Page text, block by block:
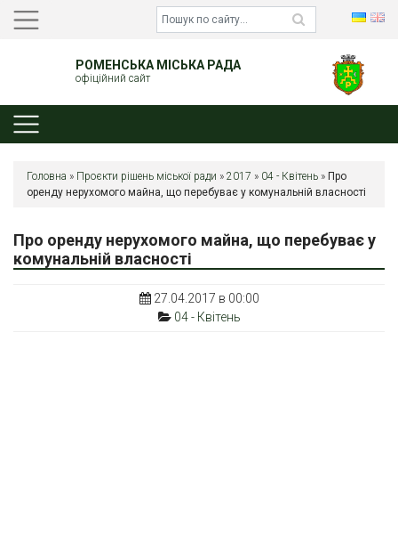
РОМЕНСЬКА МІСЬКА РАДА
офіційний сайт
Головна » Проєкти рішень міської ради » 2017 » 04 - Квітень » Про
оренду нерухомого майна, що перебуває у комунальній власності
Про оренду нерухомого майна, що перебуває у
комунальній власності
27.04.2017 в 00:00
04 - Квітень